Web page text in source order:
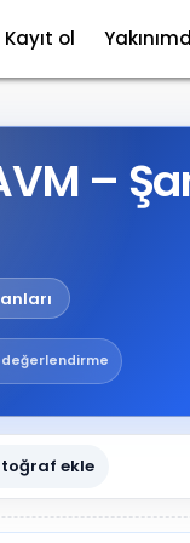
Kayıt ol
–
değerlendirme
ekle